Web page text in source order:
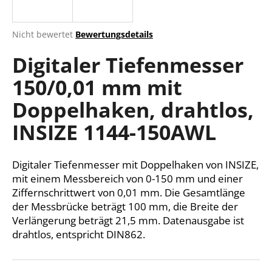
Die
Produktbewertung
ist
0,0
von
5
Sternen.
Nicht bewertet Bewertungsdetails
Digitaler Tiefenmesser
150/0,01 mm mit
Doppelhaken, drahtlos,
INSIZE 1144-150AWL
Digitaler Tiefenmesser mit Doppelhaken von INSIZE,
mit einem Messbereich von 0-150 mm und einer
Ziffernschrittwert von 0,01 mm. Die Gesamtlänge
der Messbrücke beträgt 100 mm, die Breite der
Verlängerung beträgt 21,5 mm. Datenausgabe ist
drahtlos, entspricht DIN862.
W
r
e
p
f
e
h
l
e